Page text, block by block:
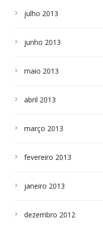
julho 2013
junho 2013
maio 2013
abril 2013
março 2013
fevereiro 2013
janeiro 2013
dezembro 2012